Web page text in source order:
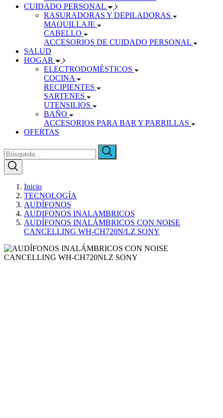
CUIDADO PERSONAL
RASURADORAS Y DEPILADORAS
MAQUILLAJE
CABELLO
ACCESORIOS DE CUIDADO PERSONAL
SALUD
HOGAR
ELECTRODOMÉSTICOS
COCINA
RECIPIENTES
SARTENES
UTENSILIOS
BAÑO
ACCESORIOS PARA BAR Y PARRILLAS
OFERTAS
Inicio
TECNOLOGÍA
AUDÍFONOS
AUDIFONOS INALAMBRICOS
AUDÍFONOS INALÁMBRICOS CON NOISE
CANCELLING WH-CH720N/LZ SONY